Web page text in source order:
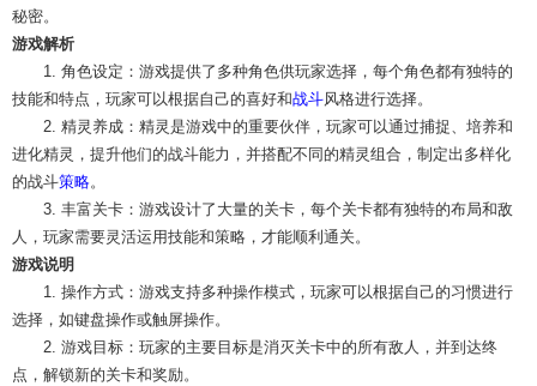
秘密。
游戏解析
1. 角色设定：游戏提供了多种角色供玩家选择，每个角色都有独特的
技能和特点，玩家可以根据自己的喜好和战斗风格进行选择。
2. 精灵养成：精灵是游戏中的重要伙伴，玩家可以通过捕捉、培养和
进化精灵，提升他们的战斗能力，并搭配不同的精灵组合，制定出多样化
的战斗策略。
3. 丰富关卡：游戏设计了大量的关卡，每个关卡都有独特的布局和敌
人，玩家需要灵活运用技能和策略，才能顺利通关。
游戏说明
1. 操作方式：游戏支持多种操作模式，玩家可以根据自己的习惯进行
选择，如键盘操作或触屏操作。
2. 游戏目标：玩家的主要目标是消灭关卡中的所有敌人，并到达终
点，解锁新的关卡和奖励。